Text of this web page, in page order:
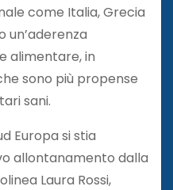
come Italia, Grecia
un’aderenza
alimentare, in
sono più propense
sani.
Europa si stia
allontanamento dalla
Laura Rossi,